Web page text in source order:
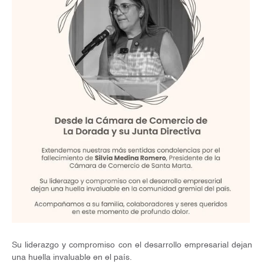
Su liderazgo y compromiso con el desarrollo empresarial dejan
una huella invaluable en el país.